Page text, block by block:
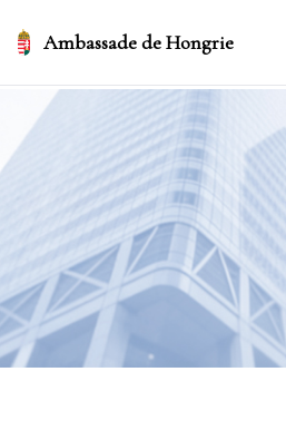
Ambassade de Hongrie